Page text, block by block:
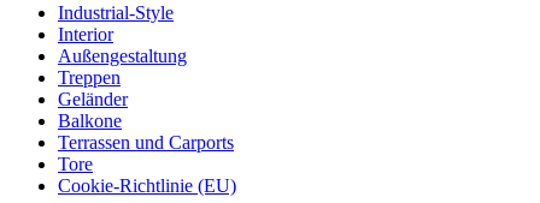
Industrial-Style
Interior
Außengestaltung
Treppen
Geländer
Balkone
Terrassen und Carports
Tore
Cookie-Richtlinie (EU)